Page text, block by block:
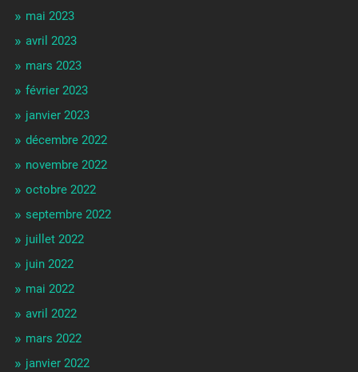
mai 2023
avril 2023
mars 2023
février 2023
janvier 2023
décembre 2022
novembre 2022
octobre 2022
septembre 2022
juillet 2022
juin 2022
mai 2022
avril 2022
mars 2022
janvier 2022